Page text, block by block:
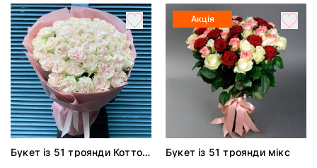
Букет із 51 троянди Коттон
Акція
Букет із 51 троянди мікс